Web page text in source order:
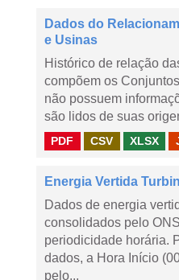
Dados do
e Usinas
Histórico de relação
compõem os
não possuem
são lidos de suas
PDF CSV XLSX
Energia Vertida
Dados de energia
consolidados pelo
periodicidade horária.
dados, a Hora Início
pelo...